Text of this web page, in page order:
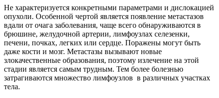
Не характеризуется конкретными параметрами и дислокацией
опухоли. Особенной чертой является появление метастазов
вдали от очага заболевания, чаще всего обнаруживаются в
брюшине, желудочной артерии, лимфоузлах селезенки,
печени, почках, легких или сердце. Поражены могут быть
даже кости и мозг. Метастазы вызывают новые
злокачественные образования, поэтому излечение на этой
стадии является самым трудным. Тем более болезнью
затрагиваются множество лимфоузлов в различных участках
тела.